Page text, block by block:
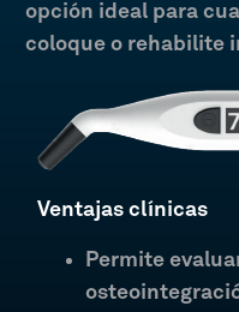
opción ideal para
coloque o rehabilite
Ventajas clínicas
Permite